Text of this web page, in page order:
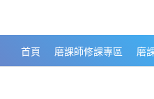
首頁 磨課師修課專區 磨